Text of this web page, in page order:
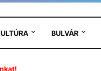
BULVÁR